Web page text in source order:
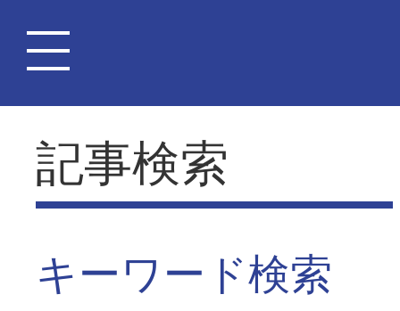
記事検索
キーワード検索